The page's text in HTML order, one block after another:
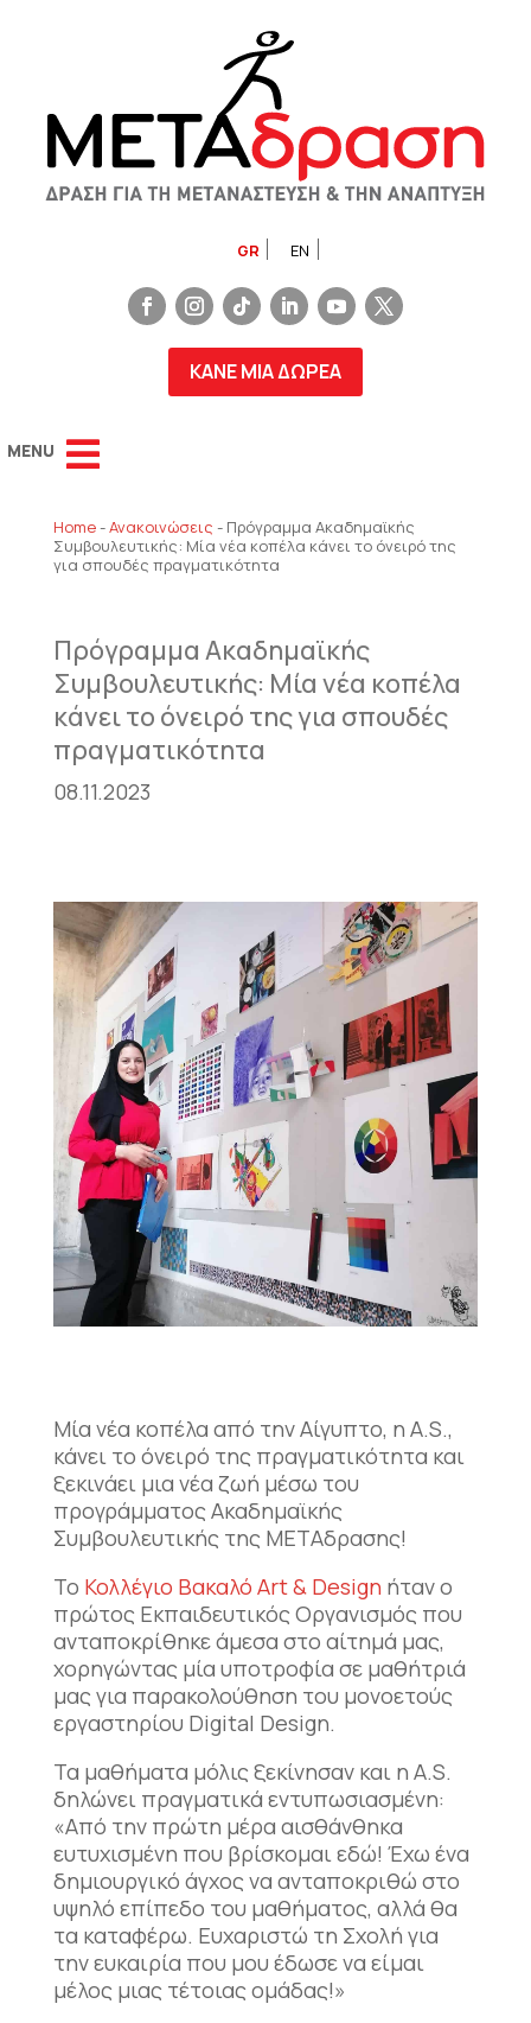
GR EN
ΚΑΝΕ ΜΙΑ ΔΩΡΕΑ
Home-Ανακοινώσεις - Πρόγραμμα Ακαδημαϊκής
Συμβουλευτικής: Μία νέα κοπέλα κάνει το όνειρό της
για σπουδές πραγματικότητα
Πρόγραμμα Ακαδημαϊκής
Συμβουλευτικής: Μία νέα κοπέλα
κάνει το όνειρό της για σπουδές
πραγματικότητα
08.11.2023
Μία νέα κοπέλα από την Αίγυπτο, η A.S.,
κάνει το όνειρό της πραγματικότητα και
ξεκινάει μια νέα ζωή μέσω του
προγράμματος Ακαδημαϊκής
Συμβουλευτικής της ΜΕΤΑδρασης!
Το Κολλέγιο Βακαλό Art & Design ήταν ο
πρώτος Εκπαιδευτικός Οργανισμός που
ανταποκρίθηκε άμεσα στο αίτημά μας,
χορηγώντας μία υποτροφία σε μαθήτριά
μας για παρακολούθηση του μονοετούς
εργαστηρίου Digital Design.
Τα μαθήματα μόλις ξεκίνησαν και η Α.S.
δηλώνει πραγματικά εντυπωσιασμένη:
«Από την πρώτη μέρα αισθάνθηκα
ευτυχισμένη που βρίσκομαι εδώ! Έχω ένα
δημιουργικό άγχος να ανταποκριθώ στο
υψηλό επίπεδο του μαθήματος, αλλά θα
τα καταφέρω. Ευχαριστώ τη Σχολή για
την ευκαιρία που μου έδωσε να είμαι
μέλος μιας τέτοιας ομάδας!»